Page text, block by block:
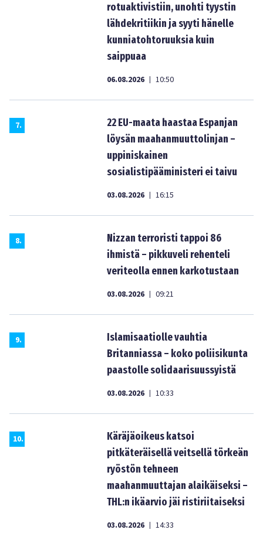
rotuaktivistiin, unohti tyystin
lähdekritiikin ja syyti hänelle
kunniatohtoruuksia kuin
saippuaa
06.08.2026 | 10:50
7.
22 EU-maata haastaa Espanjan
löysän maahanmuuttolinjan –
uppiniskainen
sosialistipääministeri ei taivu
03.08.2026 | 16:15
8.
Nizzan terroristi tappoi 86
ihmistä – pikkuveli rehenteli
veriteolla ennen karkotustaan
03.08.2026 | 09:21
9.
Islamisaatiolle vauhtia
Britanniassa – koko poliisikunta
paastolle solidaarisuussyistä
03.08.2026 | 10:33
10.
Käräjäoikeus katsoi
pitkäteräisellä veitsellä törkeän
ryöstön tehneen
maahanmuuttajan alaikäiseksi –
THL:n ikäarvio jäi ristiriitaiseksi
03.08.2026 | 14:33